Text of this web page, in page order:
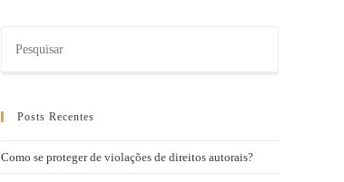
Posts Recentes
Como se proteger de violações de direitos autorais?